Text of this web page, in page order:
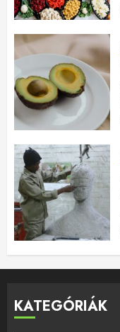
KATEGÓRIÁK